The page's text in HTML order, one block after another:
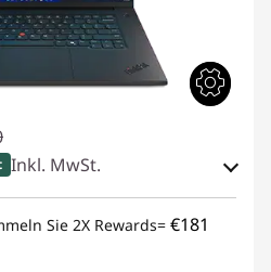
Inkl. MwSt.
Sie 2X Rewards= €181